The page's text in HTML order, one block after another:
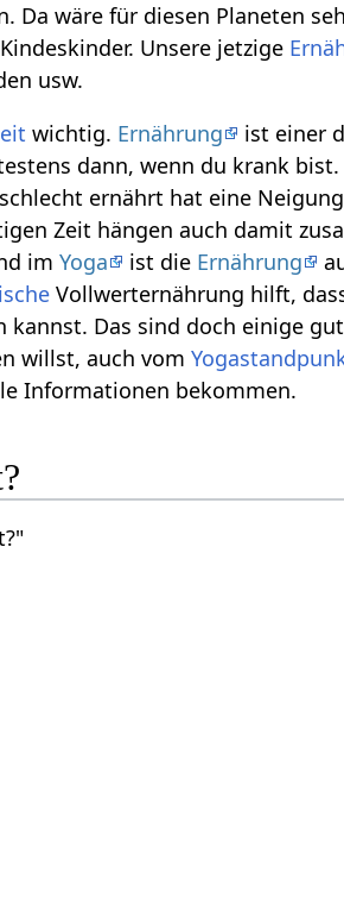
Da wäre für diesen Planeten
Unsere jetzige
usw.
wichtig. Ernährung
ist einer
dann, wenn du krank bist.
ernährt hat eine
Zeit hängen auch damit
imYoga ist die Ernährung
Vollwerternährung hilft,
kannst. Das sind doch einige
willst, auch vom
Informationen bekommen.